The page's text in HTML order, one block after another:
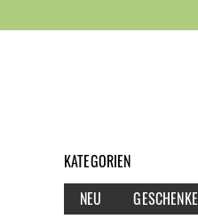
KATEGORIEN
NEU
GESCHENKE